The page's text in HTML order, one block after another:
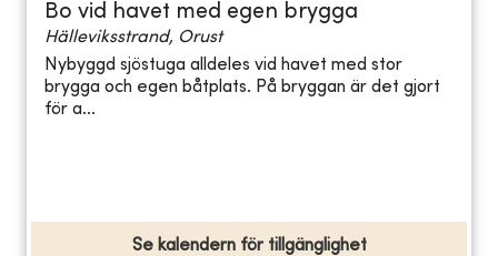
Bo vid havet med egen brygga
Hälleviksstrand, Orust
Nybyggd sjöstuga alldeles vid havet med stor
brygga och egen båtplats. På bryggan är det gjort
för a...
Se kalendern för tillgänglighet